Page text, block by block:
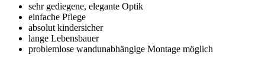
sehr gediegene, elegante Optik
einfache Pflege
absolut kindersicher
lange Lebensbauer
problemlose wandunabhängige Montage möglich